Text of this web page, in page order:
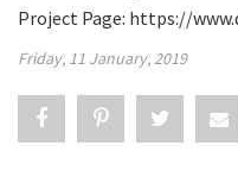
Project Page: https://
Friday, 11 January, 2019